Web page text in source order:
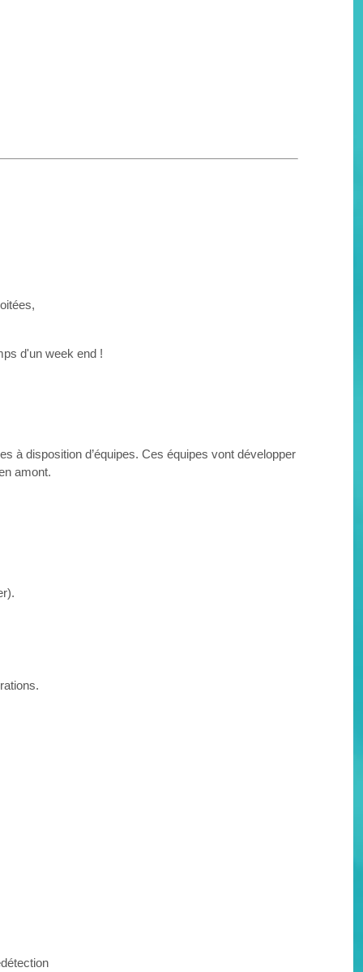
d'un week end !
à disposition d’équipes. Ces équipes vont développer
amont.